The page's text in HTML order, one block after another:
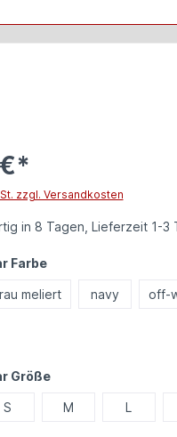
zzgl. Versandkosten
in 8 Tagen, Lieferzeit 1-3
Farbeauswählen
meliert navy off-
Größeauswählen
S M L